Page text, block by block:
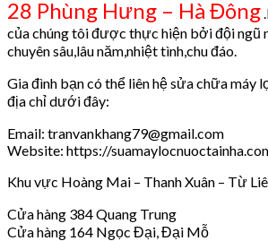
28 Phùng Hưng – Hà Đông
của chúng tôi được thực hiện bởi đội ngũ
chuyên sâu,lâu năm,nhiệt tình,chu đáo.
Gia đình bạn có thể liên hệ sửa chữa máy
địa chỉ dưới đây:
Email: tranvankhang79@gmail.com
Website: https://
Khu vực Hoàng Mai – Thanh Xuân – Từ
Cửa hàng 384 Quang Trung
Cửa hàng 164 Ngọc Đại, Đại Mỗ